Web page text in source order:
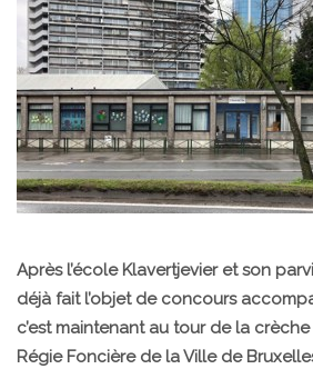
Après l’école Klavertjevier et son
déjà fait l’objet de concours
c’est maintenant au tour de la
Régie Foncière de la Ville de